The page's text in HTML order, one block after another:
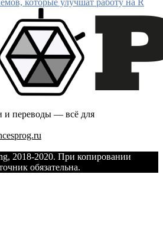
которые улучшат работу на R
и переводы — всё для
2018-2020. При копировании
обязательна.